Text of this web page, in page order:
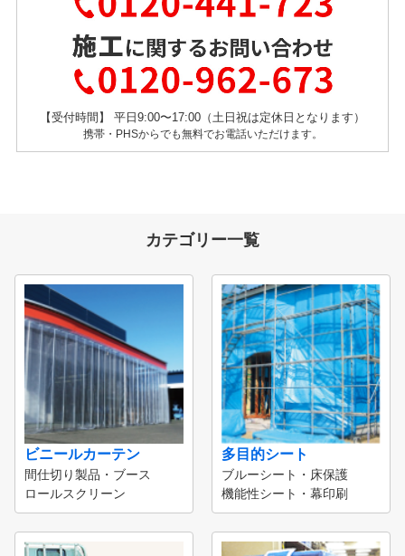
【受付時間】 平日9:00〜17:00（土日祝は定休日となります）
携帯・PHSからでも無料でお電話いただけます。
カテゴリー一覧
ビニールカーテン
間仕切り製品・ブース
ロールスクリーン
多目的シート
ブルーシート・床保護
機能性シート・幕印刷